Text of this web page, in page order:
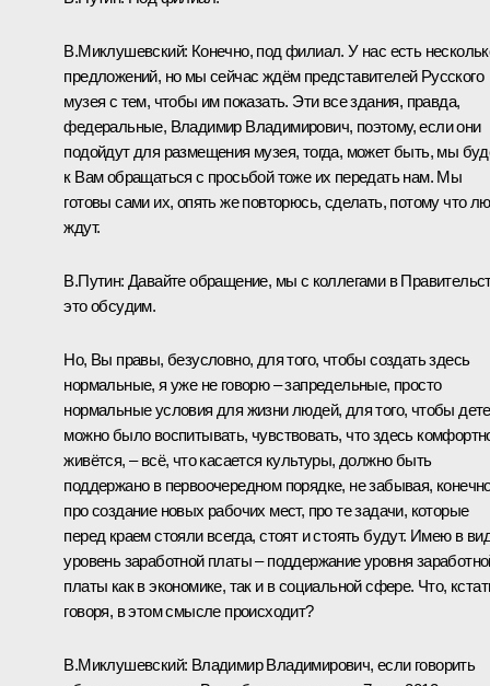
В.Миклушевский: Конечно, под филиал. У нас есть
предложений, но мы сейчас ждём представителей Русского
музея с тем, чтобы им показать. Эти все здания, правда,
федеральные, Владимир Владимирович, поэтому, если они
подойдут для размещения музея, тогда, может быть, мы
к Вам обращаться с просьбой тоже их передать нам. Мы
готовы сами их, опять же повторюсь, сделать, потому что
ждут.
В.Путин: Давайте обращение, мы с коллегами в
это обсудим.
Но, Вы правы, безусловно, для того, чтобы создать здесь
нормальные, я уже не говорю – запредельные, просто
нормальные условия для жизни людей, для того, чтобы
можно было воспитывать, чувствовать, что здесь
живётся, – всё, что касается культуры, должно быть
поддержано в первоочередном порядке, не забывая,
про создание новых рабочих мест, про те задачи, которые
перед краем стояли всегда, стоят и стоять будут. Имею в
уровень заработной платы – поддержание уровня
платы как в экономике, так и в социальной сфере. Что,
говоря, в этом смысле происходит?
В.Миклушевский: Владимир Владимирович, если говорить